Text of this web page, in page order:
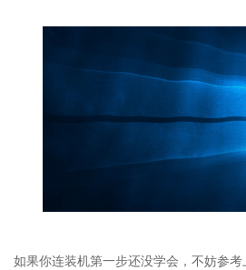
如果你连装机第一步还没学会，不妨参